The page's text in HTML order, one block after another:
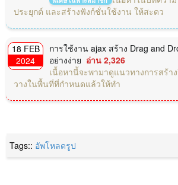
ประยุกต์ และสร้างฟังก์ชั่นใช้งาน ให้สะดว
18 FEB
2024
การใช้งาน ajax สร้าง Drag and
อย่างง่าย อ่าน 2,326
เนื้อหานี้จะพามาดูแนวทางการสร้า
วางในพื้นที่ที่กำหนดแล้วให้ทำ
Tags:: อัพโหลดรูป